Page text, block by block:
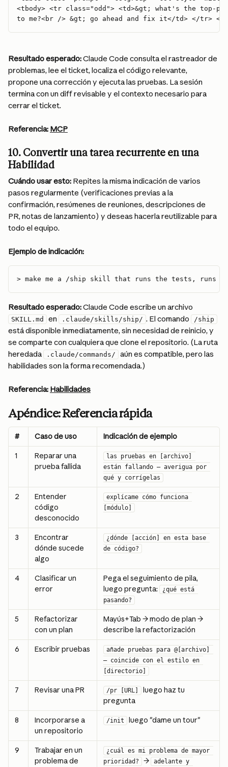
<tbody> <tr class="odd"> <td>&gt; what's the top-
to me?<br /> &gt; go ahead and fix it</td> </tr> </
Resultado esperado: Claude Code consulta el rastreador de
problemas, lee el ticket, localiza el código relevante,
propone una corrección y ejecuta las pruebas. La sesión
termina con un diff revisable y el contexto necesario para
cerrar el ticket.
Referencia: MCP
10. Convertir una tarea recurrente en una
Habilidad
Cuándo usar esto: Repites la misma indicación de varios
pasos regularmente (verificaciones previas a la
confirmación, resúmenes de reuniones, descripciones de
PR, notas de lanzamiento) y deseas hacerla reutilizable para
todo el equipo.
Ejemplo de indicación:
> make me a /ship skill that runs the tests, runs
Resultado esperado: Claude Code escribe un archivo
SKILL.md en .claude/skills/ship/ . El comando /ship
está disponible inmediatamente, sin necesidad de reinicio, y
se comparte con cualquiera que clone el repositorio. (La ruta
heredada
.claude/commands/
aún es compatible, pero las
habilidades son la forma recomendada.)
Referencia: Habilidades
Apéndice: Referencia rápida
# Caso de uso Indicación de ejemplo
1
Reparar una
prueba fallida
las pruebas en [archivo]
están fallando — averigua por
qué y corrígelas
2
Entender
código
desconocido
explícame cómo funciona
[módulo]
3
Encontrar
dónde sucede
algo
¿dónde [acción] en esta base
de código?
4
Clasificar un
error
Pega el seguimiento de pila,
luego pregunta:
¿qué está
pasando?
5
Refactorizar
con un plan
Mayús+Tab → modo de plan →
describe la refactorización
6 Escribir pruebas
añade pruebas para @[archivo]
— coincide con el estilo en
[directorio]
7 Revisar una PR /pr [URL]
luego haz tu
pregunta
8
Incorporarse a
un repositorio
/init luego "dame un tour"
9
Trabajar en un
problema de
¿cuál es mi problema de mayor
prioridad?
→
adelante y